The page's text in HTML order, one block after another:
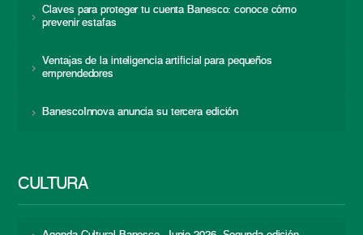
Claves para proteger tu cuenta Banesco: conoce cómo
prevenir estafas
Ventajas de la inteligencia artificial para pequeños
emprendedores
BanescoInnova anuncia su tercera edición
CULTURA